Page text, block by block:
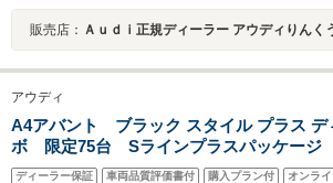
販売店： Ａｕｄｉ正規ディーラー アウディりんく
アウディ
A4アバント ブラック スタイル プラス デ
ボ 限定75台 Sラインプラスパッケージ
パッケージ
ディーラー保証 車両品質評価書付 購入プラン付 オンラ